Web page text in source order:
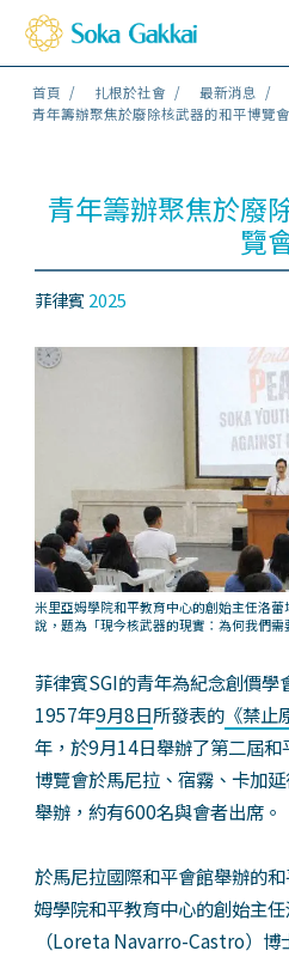
首頁 扎根於社會
最新消息
青年籌辦聚焦於廢除核武器的和平博覽會
青年籌辦聚焦於廢
覽
菲律賓 2025
米里亞姆學院和平教育中心的創始主任洛
說，題為「現今核武器的現實：為何我們需
菲律賓SGI的青年為紀念創價學
1957年9月8日所發表的《禁止
年，於9月14日舉辦了第二屆和
博覽會於馬尼拉、宿霧、卡加延
舉辦，約有600名與會者出席。
於馬尼拉國際和平會館舉辦的
姆學院和平教育中心的創始主
（Loreta Navarro-Castro）博